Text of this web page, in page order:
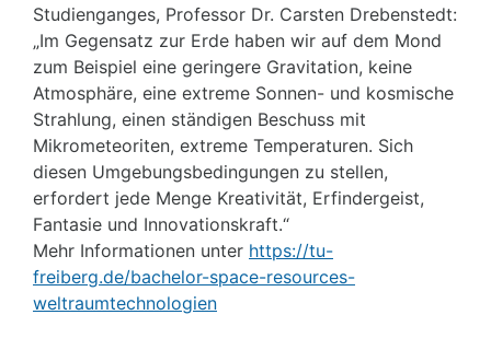
Studienganges, Professor Dr. Carsten Drebenstedt:
„Im Gegensatz zur Erde haben wir auf dem Mond
zum Beispiel eine geringere Gravitation, keine
Atmosphäre, eine extreme Sonnen- und kosmische
Strahlung, einen ständigen Beschuss mit
Mikrometeoriten, extreme Temperaturen. Sich
diesen Umgebungsbedingungen zu stellen,
erfordert jede Menge Kreativität, Erfindergeist,
Fantasie und Innovationskraft.“
Mehr Informationen unter https://tu-
freiberg.de/bachelor-space-resources-
weltraumtechnologien